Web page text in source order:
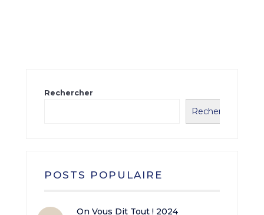
Rechercher
Rechercher
POSTS POPULAIRE
On Vous Dit Tout ! 2024